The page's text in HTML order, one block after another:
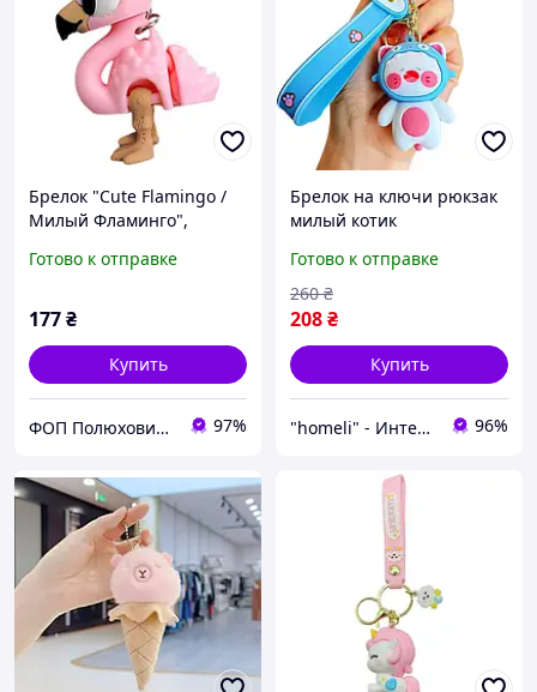
Брелок "Cute Flamingo /
Милый Фламинго",
OYTOY
Готово к отправке
177₴
Купить
ФОП Полюхович Л.Г. 97%
Брелок на ключи рюкзак
милый котик
Готово к отправке
208₴
260 ₴
Купить
"homeli" - Интернет-магазин 96%